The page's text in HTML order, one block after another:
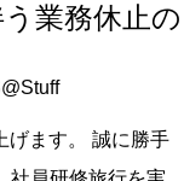
業務休止の
げます。 誠に勝手